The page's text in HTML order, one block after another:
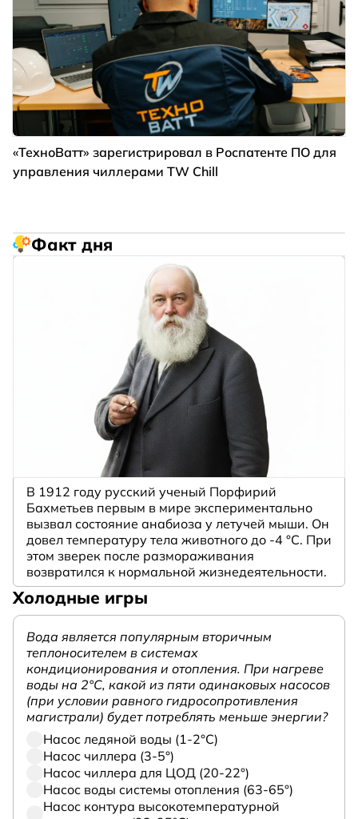
«ТехноВатт» зарегистрировал в Роспатенте ПО для
управления чиллерами TW Chill
Факт дня
В 1912 году русский ученый Порфирий
Бахметьев первым в мире экспериментально
вызвал состояние анабиоза у летучей мыши. Он
довел температуру тела животного до -4 °C. При
этом зверек после размораживания
возвратился к нормальной жизнедеятельности.
Холодные игры
Вода является популярным вторичным
теплоносителем в системах
кондиционирования и отопления. При нагреве
воды на 2°С, какой из пяти одинаковых насосов
(при условии равного гидросопротивления
магистрали) будет потреблять меньше энергии?
Насос ледяной воды (1-2°С)
Насос чиллера (3-5°)
Насос чиллера для ЦОД (20-22°)
Насос воды системы отопления (63-65°)
Насос контура высокотемпературной